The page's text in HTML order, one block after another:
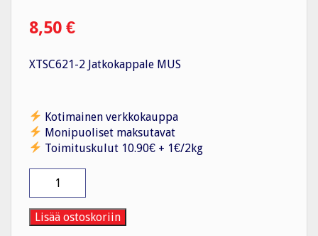
8,50 €
XTSC621-2 Jatkokappale MUS
Kotimainen verkkokauppa
Monipuoliset maksutavat
Toimituskulut 10.90€ + 1€/2kg
XTSC621-
2
Jatkokappale
MUS
Lisää ostoskoriin